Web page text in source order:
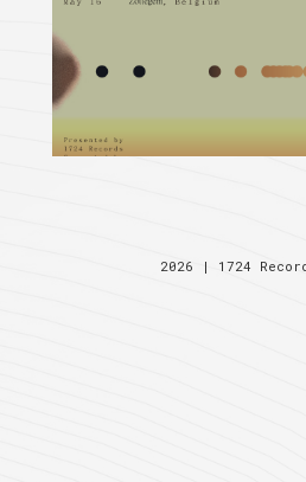
2026 | 1724